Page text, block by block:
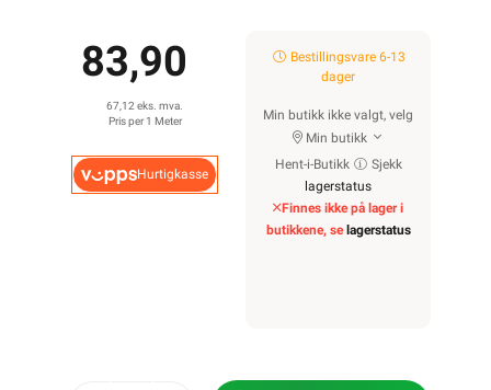
83,90
67,12 eks. mva.
Pris per 1 Meter
Hurtigkasse
Bestillingsvare 6-13
dager
Min butikk ikke valgt, velg
Min butikk
Hent-i-Butikk
Sjekk
lagerstatus
Finnes ikke på lager i
butikkene, se lagerstatus